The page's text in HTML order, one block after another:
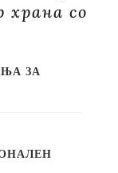
храна со
ЗА